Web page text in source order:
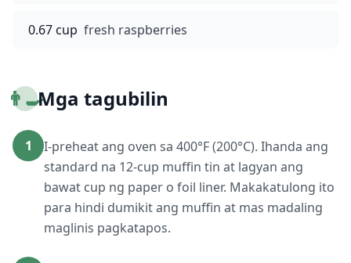
0.67 cup fresh raspberries
👨‍🍳Mga tagubilin
1
I-preheat ang oven sa 400°F (200°C). Ihanda ang
standard na 12-cup muffin tin at lagyan ang
bawat cup ng paper o foil liner. Makakatulong ito
para hindi dumikit ang muffin at mas madaling
maglinis pagkatapos.